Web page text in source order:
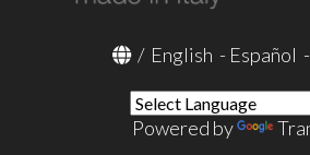
/ English - Español -
Powered by